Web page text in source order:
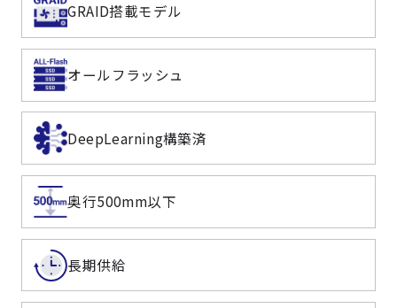
GRAID搭載モデル
オールフラッシュ
DeepLearning構築済
奥行500mm以下
長期供給